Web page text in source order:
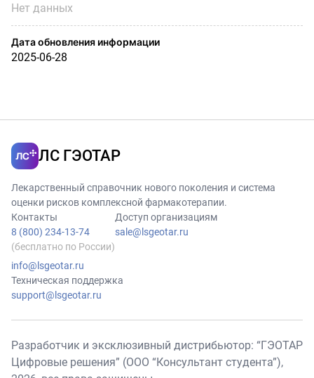
Нет данных
Дата обновления информации
2025-06-28
ЛС ГЭОТАР
Лекарственный справочник нового поколения и система
оценки рисков комплексной фармакотерапии.
Контакты
8 (800) 234-13-74
(бесплатно по России)
info@lsgeotar.ru
Доступ организациям
sale@lsgeotar.ru
Техническая поддержка
support@lsgeotar.ru
Разработчик и эксклюзивный дистрибьютор: “ГЭОТАР
Цифровые решения” (ООО “Консультант студента”),